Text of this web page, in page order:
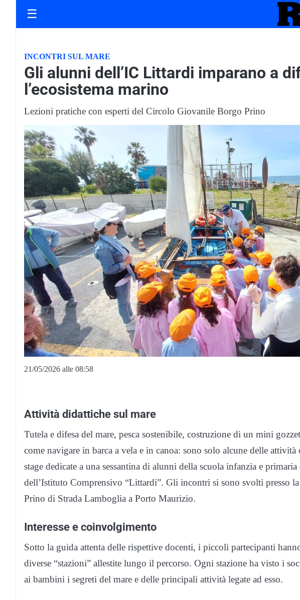
☰
INCONTRI SUL MARE
Gli alunni dell’IC Littardi imparano a
l’ecosistema marino
Lezioni pratiche con esperti del Circolo Giovanile Borgo Prino
21/05/2026 alle 08:58
Attività didattiche sul mare
Tutela e difesa del mare, pesca sostenibile, costruzione di un mini
come navigare in barca a vela e in canoa: sono solo alcune delle
stage dedicate a una sessantina di alunni della scuola infanzia e
dell’Istituto Comprensivo “Littardi”. Gli incontri si sono svolti presso
Prino di Strada Lamboglia a Porto Maurizio.
Interesse e coinvolgimento
Sotto la guida attenta delle rispettive docenti, i piccoli partecipanti
diverse “stazioni” allestite lungo il percorso. Ogni stazione ha visto i
ai bambini i segreti del mare e delle principali attività legate ad esso.